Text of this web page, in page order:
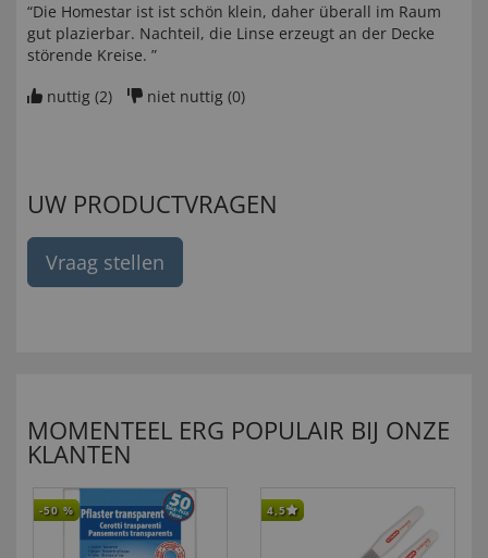
“Die Homestar ist ist schön klein, daher überall im Raum
gut plazierbar. Nachteil, die Linse erzeugt an der Decke
störende Kreise. ”
nuttig (2) niet nuttig (0)
UW PRODUCTVRAGEN
Vraag stellen
MOMENTEEL ERG POPULAIR BIJ ONZE
KLANTEN
-50 % 4,5